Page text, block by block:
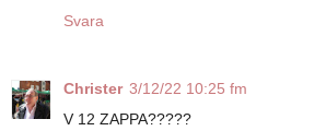
Svara
Christer 3/12/22 10:25 fm
V 12 ZAPPA?????